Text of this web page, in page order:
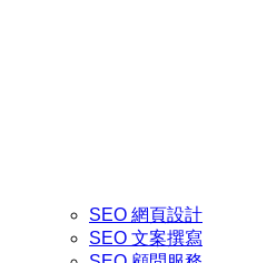
SEO 網頁設計
SEO 文案撰寫